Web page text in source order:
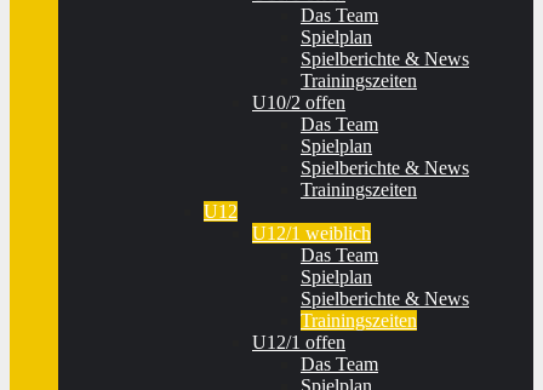
Das Team
Spielplan
Spielberichte & News
Trainingszeiten
U10/2 offen
Das Team
Spielplan
Spielberichte & News
Trainingszeiten
U12
U12/1 weiblich
Das Team
Spielplan
Spielberichte & News
Trainingszeiten
U12/1 offen
Das Team
Spielplan